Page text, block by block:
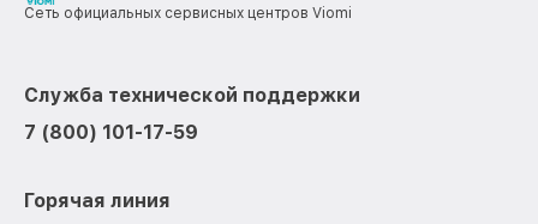
Сеть официальных сервисных центров Viomi
Служба технической поддержки
7 (800) 101-17-59
Горячая линия